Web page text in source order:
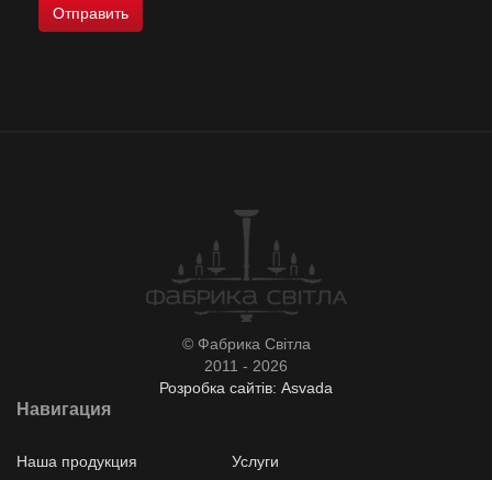
© Фабрика Світла
2011 - 2026
Розробка сайтів: Asvada
Навигация
Наша продукция Услуги